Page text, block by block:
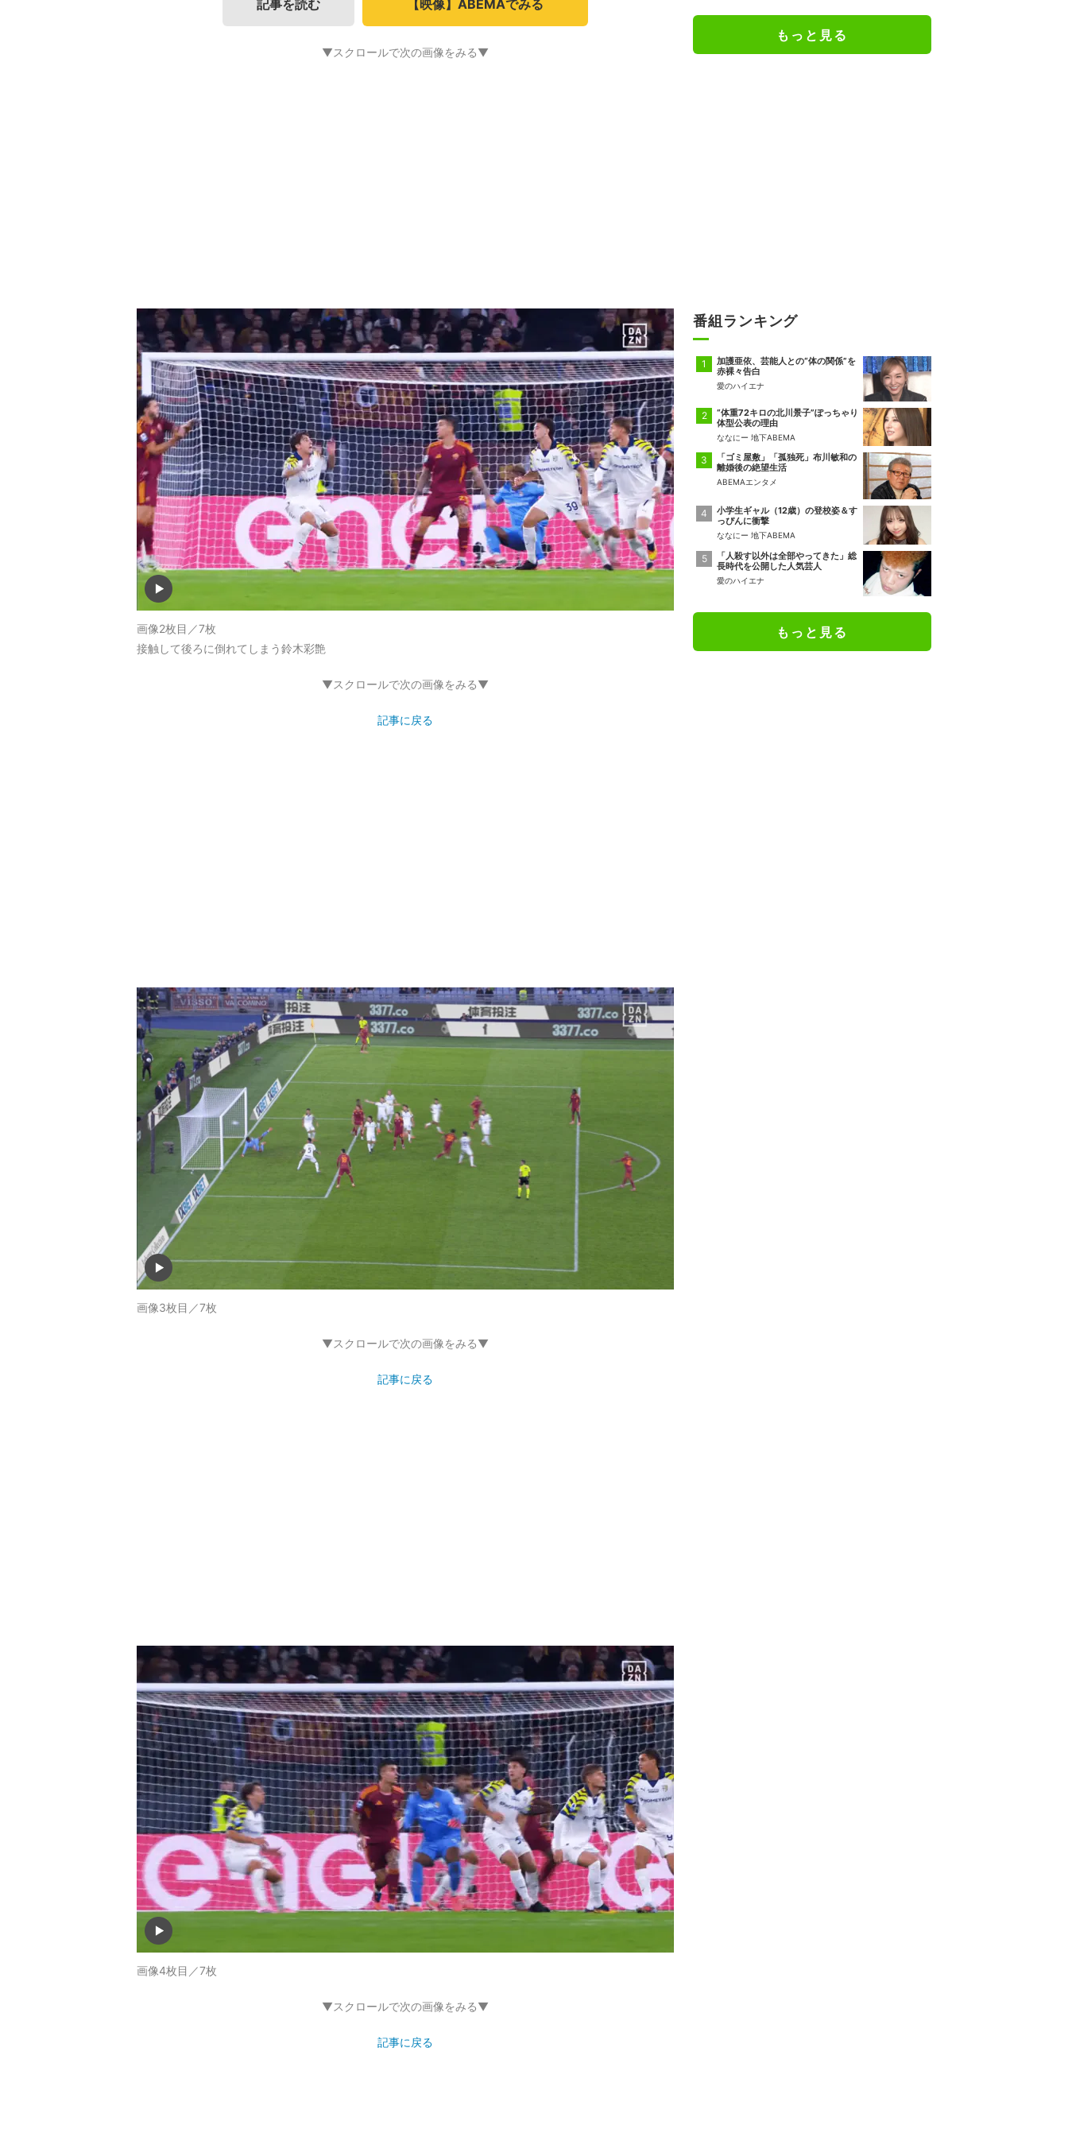
記事を読む 【映像】ABEMAでみる
▼スクロールで次の画像をみる▼
画像2枚目／7枚
接触して後ろに倒れてしまう鈴木彩艶
▼スクロールで次の画像をみる▼
記事に戻る
画像3枚目／7枚
▼スクロールで次の画像をみる▼
記事に戻る
画像4枚目／7枚
▼スクロールで次の画像をみる▼
記事に戻る
もっと見る
番組ランキング
加護亜依、芸能人との“体の関係”を
赤裸々告白
愛のハイエナ
“体重72キロの北川景子”ぽっちゃり
体型公表の理由
ななにー 地下ABEMA
「ゴミ屋敷」「孤独死」布川敏和の
離婚後の絶望生活
ABEMAエンタメ
小学生ギャル（12歳）の登校姿＆す
っぴんに衝撃
ななにー 地下ABEMA
「人殺す以外は全部やってきた」総
長時代を公開した人気芸人
愛のハイエナ
もっと見る